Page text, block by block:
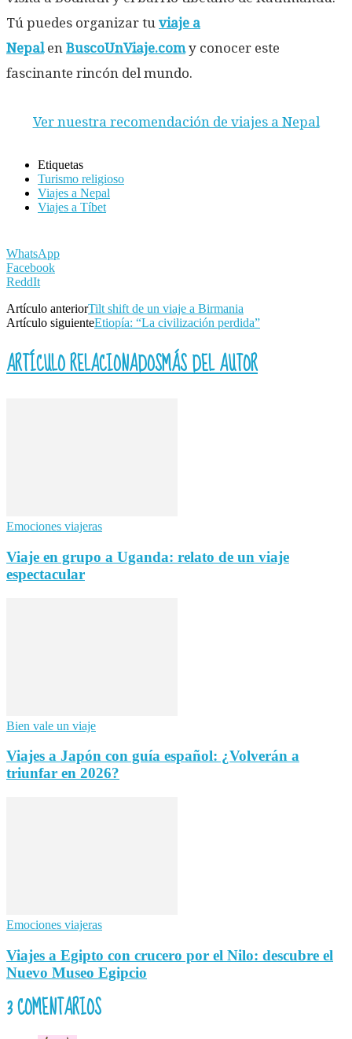
Tú puedes organizar tu viaje a
Nepalen BuscoUnViaje.comy conocer este
fascinante rincón del mundo.
Ver nuestra recomendación de viajes a Nepal
Etiquetas
Turismo religioso
Viajes a Nepal
Viajes a Tíbet
WhatsApp
Facebook
ReddIt
Artículo anteriorTilt shift de un viaje a Birmania
Artículo siguienteEtiopía: “La civilización perdida”
ARTÍCULO RELACIONADOSMÁS DEL AUTOR
Emociones viajeras
Viaje en grupo a Uganda: relato de un viaje
espectacular
Bien vale un viaje
Viajes a Japón con guía español: ¿Volverán a
triunfar en 2026?
Emociones viajeras
Viajes a Egipto con crucero por el Nilo: descubre el
Nuevo Museo Egipcio
3 COMENTARIOS